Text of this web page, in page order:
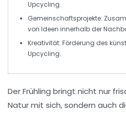
Upcycling.
Gemeinschaftsprojekte:
von Ideen innerhalb der
Kreativität: Förderung des
Upcycling.
DerFrühling bringt nicht nur
Natur mit sich, sondern auch